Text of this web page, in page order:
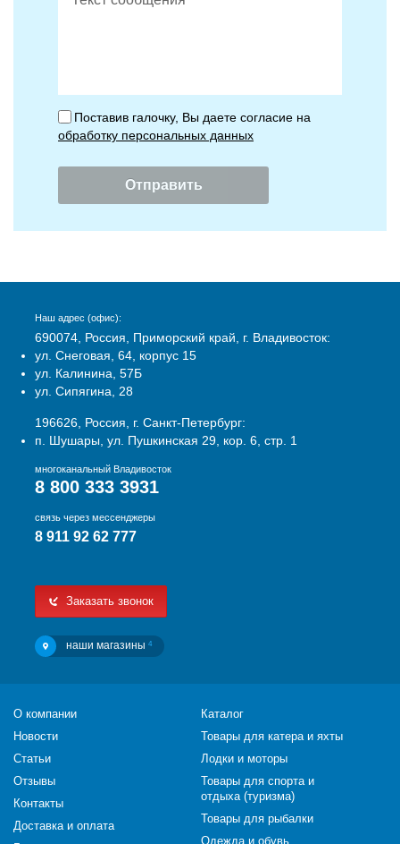
Поставив галочку, Вы даете согласие на
обработку персональных данных
Наш адрес (офис):
690074, Россия, Приморский край, г. Владивосток:
ул. Снеговая, 64, корпус 15
ул. Калинина, 57Б
ул. Сипягина, 28
196626, Россия, г. Санкт-Петербург:
п. Шушары, ул. Пушкинская 29, кор. 6, стр. 1
многоканальный Владивосток
8 800 333 3931
связь через мессенджеры
8 911 92 62 777
Заказать звонок
наши магазины 4
О компании
Новости
Статьи
Отзывы
Контакты
Доставка и оплата
Каталог
Товары для катера и яхты
Лодки и моторы
Товары для спорта и
отдыха (туризма)
Товары для рыбалки
Одежда и обувь